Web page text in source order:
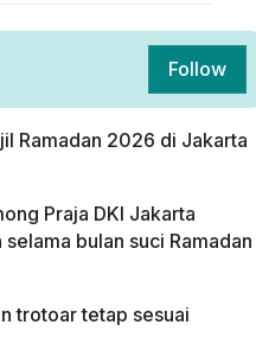
Follow
Ramadan 2026 di Jakarta
Praja DKI Jakarta
bulan suci Ramadan
trotoar tetap sesuai